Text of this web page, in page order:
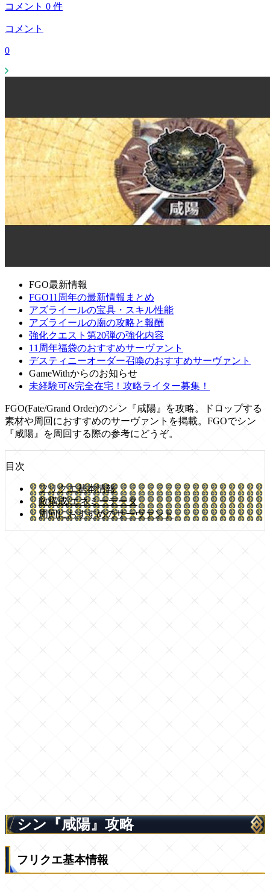
コメント 0 件
コメント
0
FGO最新情報
FGO11周年の最新情報まとめ
アズライールの宝具・スキル性能
アズライールの廟の攻略と報酬
強化クエスト第20弾の強化内容
11周年福袋のおすすめサーヴァント
デスティニーオーダー召喚のおすすめサーヴァント
GameWithからのお知らせ
未経験可&完全在宅！攻略ライター募集！
FGO(Fate/Grand Order)のシン『咸陽』を攻略。ドロップする
素材や周回におすすめのサーヴァントを掲載。FGOでシン
『咸陽』を周回する際の参考にどうぞ。
目次
フリクエ基本情報
敵構成/エネミーデータ
周回におすすめのサーヴァント
シン『咸陽』攻略
フリクエ基本情報